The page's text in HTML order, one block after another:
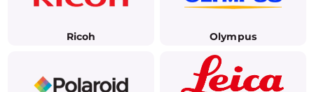
Ricoh Olympus